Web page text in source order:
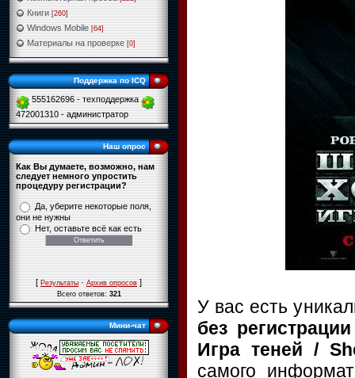
Книги [260]
Windows Mobile [64]
Материалы на проверке [0]
Поддержка по ICQ
555162696 - техподдержка
472001310 - администратор
Наш опрос
Как Вы думаете, возможно, нам
следует немного упростить
процедуру регистрации?
Да, уберите некоторые поля,
они не нужны
Нет, оставьте всё как есть
[Результаты·Архив опросов]
Всего ответов:321
Мини-чат
У вас есть
без
Игра теней /
самого